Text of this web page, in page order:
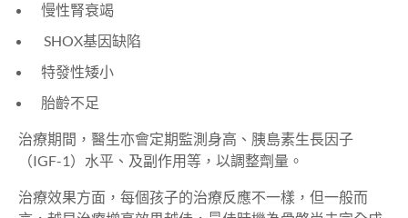
慢性腎衰竭
SHOX基因缺陷
特發性矮小
胎齡不足
治療期間，醫生亦會定期監測身高、胰島素生長因子
（IGF-1）水平、及副作用等，以調整劑量。
治療效果方面，每個孩子的治療反應不一樣，但一般而